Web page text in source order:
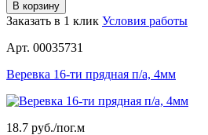
В корзину
Заказать в 1 клик Условия работы
Арт. 00035731
Веревка 16-ти прядная п/а, 4мм
18.7 руб./пог.м